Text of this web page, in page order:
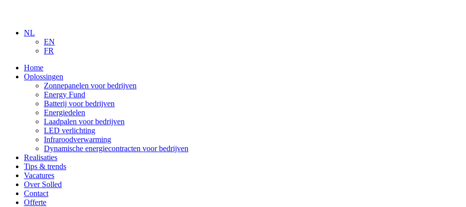
NL
EN
FR
Home
Oplossingen
Zonnepanelen voor bedrijven
Energy Fund
Batterij voor bedrijven
Energiedelen
Laadpalen voor bedrijven
LED verlichting
Infraroodverwarming
Dynamische energiecontracten voor bedrijven
Realisaties
Tips & trends
Vacatures
Over Solled
Contact
Offerte